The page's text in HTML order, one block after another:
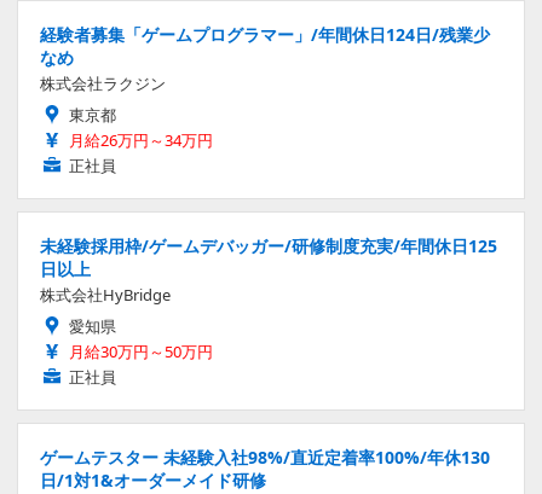
経験者募集「ゲームプログラマー」/年間休日124日/残業少
なめ
株式会社ラクジン
東京都
月給26万円～34万円
正社員
未経験採用枠/ゲームデバッガー/研修制度充実/年間休日125
日以上
株式会社HyBridge
愛知県
月給30万円～50万円
正社員
ゲームテスター 未経験入社98%/直近定着率100%/年休130
日/1対1&オーダーメイド研修